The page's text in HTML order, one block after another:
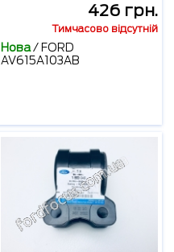
426 грн.
Тимчасово відсутній
Нова/ FORD
AV615A103AB